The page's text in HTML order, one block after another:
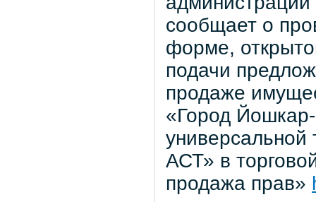
сообщает о
форме,
подачи
продаже
«Город
АСТ» в
продажа прав»